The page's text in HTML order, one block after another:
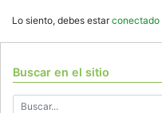
Lo siento, debes estarconectado
Buscar en el sitio